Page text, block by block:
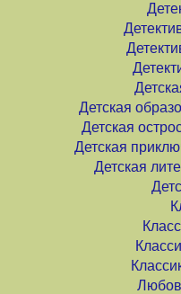
Детская
Детская
Детская
Детская